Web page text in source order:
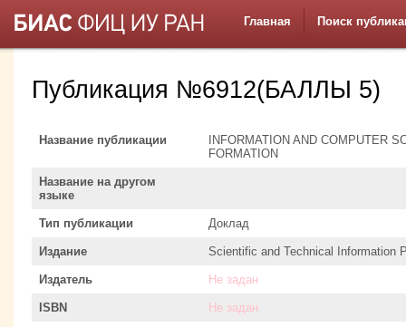
Главная Поиск
Публикация №6912(БАЛЛЫ 5)
Название публикации
INFORMATION AND COMPUTER
FORMATION
Название на другом
языке
Тип публикации Доклад
Издание Scientific and Technical Information
Издатель Не задан
ISBN Не задан